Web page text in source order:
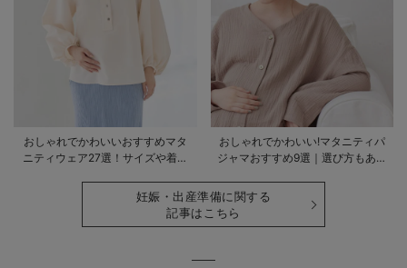
おしゃれでかわいいおすすめマタ
ニティウェア27選！サイズや着る
おしゃれでかわいい!マタニティパ
ジャマおすすめ9選｜選び方もあわ
妊娠・出産準備に関する
記事はこちら